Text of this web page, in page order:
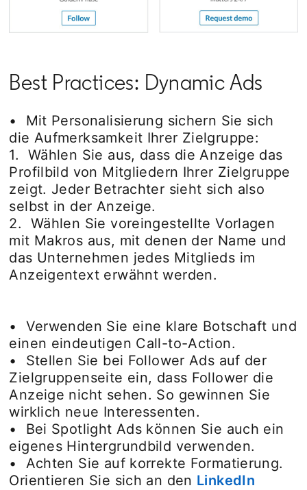
Best Practices: Dynamic Ads
• Mit Personalisierung sichern Sie sich
die Aufmerksamkeit Ihrer Zielgruppe:
1. Wählen Sie aus, dass die Anzeige das
Profilbild von Mitgliedern Ihrer Zielgruppe
zeigt. Jeder Betrachter sieht sich also
selbst in der Anzeige.
2. Wählen Sie voreingestellte Vorlagen
mit Makros aus, mit denen der Name und
das Unternehmen jedes Mitglieds im
Anzeigentext erwähnt werden.
• Verwenden Sie eine klare Botschaft und
einen eindeutigen Call-to-Action.
• Stellen Sie bei Follower Ads auf der
Zielgruppenseite ein, dass Follower die
Anzeige nicht sehen. So gewinnen Sie
wirklich neue Interessenten.
• Bei Spotlight Ads können Sie auch ein
eigenes Hintergrundbild verwenden.
• Achten Sie auf korrekte Formatierung.
Orientieren Sie sich an den LinkedIn